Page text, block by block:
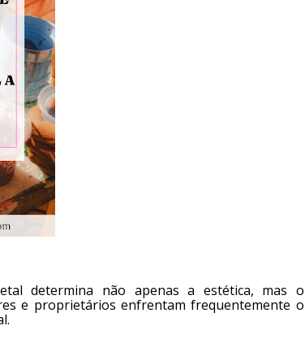
determina não apenas a estética, mas o
e proprietários enfrentam frequentemente o